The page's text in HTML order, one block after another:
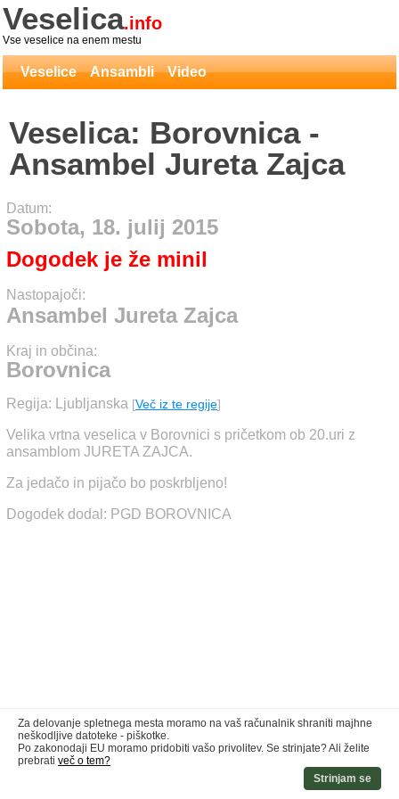
Veselica.info
Vse veselice na enem mestu
Veselice Ansambli Video
Veselica: Borovnica -
Ansambel Jureta Zajca
Datum:
Sobota, 18. julij 2015
Dogodek je že minil
Nastopajoči:
Ansambel Jureta Zajca
Kraj in občina:
Borovnica
Regija: Ljubljanska [Več iz te regije]
Velika vrtna veselica v Borovnici s pričetkom ob 20.uri z
ansamblom JURETA ZAJCA.
Za jedačo in pijačo bo poskrbljeno!
Dogodek dodal: PGD BOROVNICA
Za delovanje spletnega mesta moramo na vaš računalnik shraniti majhne
neškodljive datoteke - piškotke.
Po zakonodaji EU moramo pridobiti vašo privolitev. Se strinjate? Ali želite
prebrati več o tem?
Strinjam se